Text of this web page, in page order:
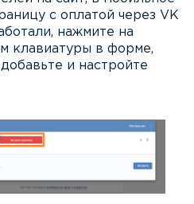
с оплатой через VK
нажмите на
клавиатуры в форме,
и настройте